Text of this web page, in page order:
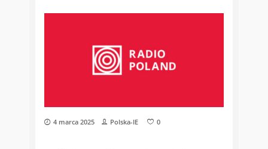
4 marca 2025 Polska-IE 0